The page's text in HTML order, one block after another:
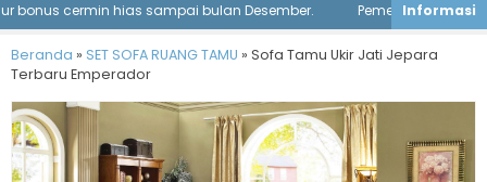
cermin hias sampai bulan Desember. Pemesanan meja
Beranda » SET SOFA RUANG TAMU » Sofa Tamu Ukir Jati Jepara
Terbaru Emperador